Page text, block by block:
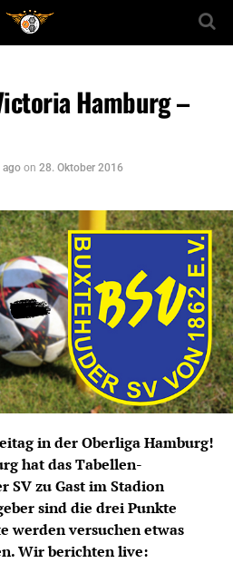
Hamburg –
ago on 28. Oktober 2016
in der Oberliga Hamburg!
hat das Tabellen-
SV zu Gast im Stadion
sind die drei Punkte
werden versuchen etwas
Wir berichten live: